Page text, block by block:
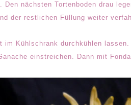
Den nächsten Tortenboden drau
der restlichen Füllung weiter
im Kühlschrank durchkühlen lassen.
einstreichen. Dann mit